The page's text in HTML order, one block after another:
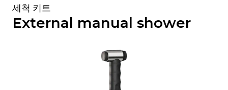
세척 키트
External manual shower